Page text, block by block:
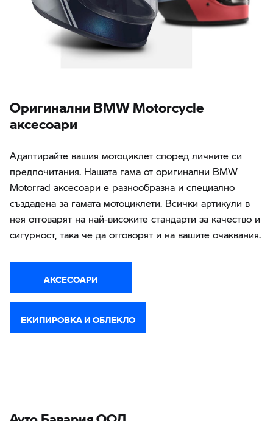
Oригинални BMW Motorcycle
аксесоари
Адаптирайте вашия мотоциклет според личните си
предпочитания. Нашата гама от оригинални BMW
Motorrad аксесоари е разнообразна и специално
създадена за гамата мотоциклети. Всички артикули в
нея отговарят на най-високите стандарти за качество и
сигурност, така че да отговорят и на вашите очаквания.
АКСЕСОАРИ
ЕКИПИРОВКА И ОБЛЕКЛО
Ауто Бавария ООД